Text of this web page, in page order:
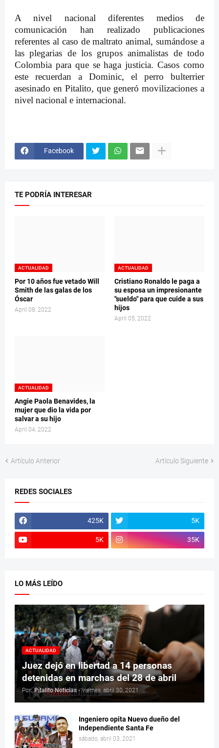
A nivel nacional diferentes medios de
comunicación han realizado publicaciones
referentes al caso de maltrato animal, sumándose a
las plegarias de los grupos animalistas de todo
Colombia para que se haga justicia. Casos como
este recuerdan a Dominic, el perro bulterrier
asesinado en Pitalito, que generó movilizaciones a
nivel nacional e internacional.
Facebook
TE PODRÍA INTERESAR
ACTUALIDAD
Por 10 años fue vetado Will
Smith de las galas de los
Óscar
April 08, 2022
ACTUALIDAD
Cristiano Ronaldo le paga a
su esposa un impresionante
"sueldo" para que cuide a sus
hijos
April 05, 2022
ACTUALIDAD
Angie Paola Benavides, la
mujer que dio la vida por
salvar a su hijo
April 04, 2022
Artículo Anterior Artículo Siguiente
REDES SOCIALES
425K 5K
5K 35K
LO MÁS LEÍDO
ACTUALIDAD
Juez dejó en libertad a 14 personas
detenidas en marchas del 28 de abril
Por: Pitalito Noticias - viernes, abril 30, 2021
Ingeniero opita Nuevo dueño del
Independiente Santa Fe
sábado, abril 03, 2021